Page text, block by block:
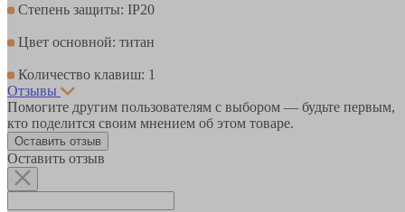
Степень защиты: IP20
Цвет основной: титан
Количество клавиш: 1
Отзывы
Помогите другим пользователям с выбором — будьте первым,
кто поделится своим мнением об этом товаре.
Оставить отзыв
Оставить отзыв